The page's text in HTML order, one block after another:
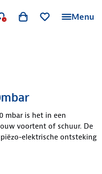
Menu
mbar is het in een
voortent of schuur. De
elektrische ontsteking